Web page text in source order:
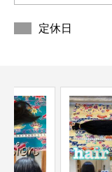
定休日